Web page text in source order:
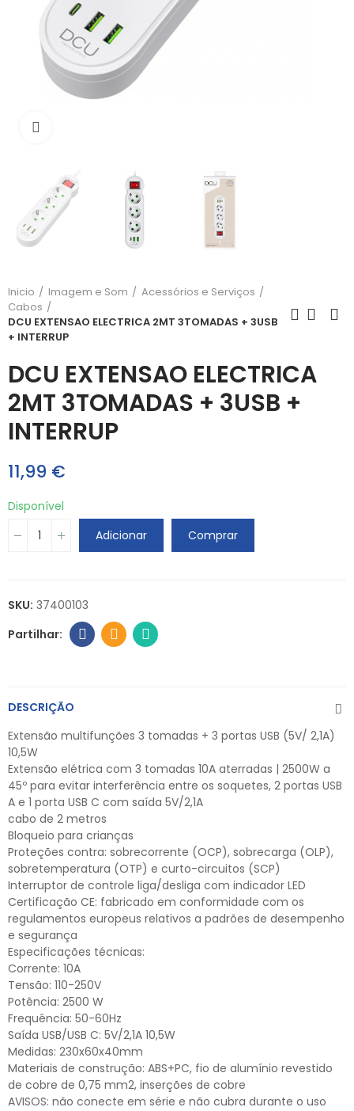
Inicio Imagem e Som
Acessórios e Serviços
Cabos
DCU EXTENSAO ELECTRICA 2MT 3TOMADAS + 3USB
+ INTERRUP
DCU EXTENSAO ELECTRICA
2MT 3TOMADAS + 3USB +
INTERRUP
11,99 €
Disponível
Adicionar
Comprar
SKU: 37400103
DESCRIÇÃO
Extensão multifunções 3 tomadas + 3 portas USB (5V/ 2,1A)
10,5W
Extensão elétrica com 3 tomadas 10A aterradas | 2500W a
45º para evitar interferência entre os soquetes, 2 portas USB
A e 1 porta USB C com saída 5V/2,1A
cabo de 2 metros
Bloqueio para crianças
Proteções contra: sobrecorrente (OCP), sobrecarga (OLP),
sobretemperatura (OTP) e curto-circuitos (SCP)
Interruptor de controle liga/desliga com indicador LED
Certificação CE: fabricado em conformidade com os
regulamentos europeus relativos a padrões de desempenho
e segurança
Especificações técnicas:
Corrente: 10A
Tensão: 110-250V
Potência: 2500 W
Frequência: 50-60Hz
Saída USB/USB C: 5V/2,1A 10,5W
Medidas: 230x60x40mm
Materiais de construção: ABS+PC, fio de alumínio revestido
de cobre de 0,75 mm2, inserções de cobre
AVISOS: não conecte em série e não cubra durante o uso